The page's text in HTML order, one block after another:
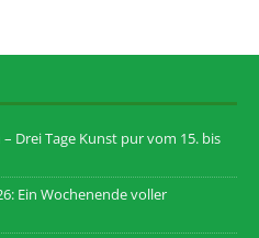
Drei Tage Kunst pur vom 15. bis
Ein Wochenende voller